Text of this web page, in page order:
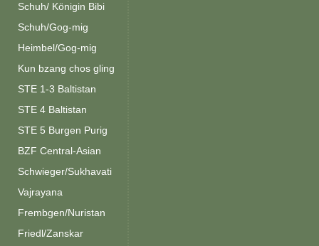
Schuh/ Königin Bibi
Schuh/Gog-mig
Heimbel/Gog-mig
Kun bzang chos gling
STE 1-3 Baltistan
STE 4 Baltistan
STE 5 Burgen Purig
BZF Central-Asian
Schwieger/Sukhavati
Vajrayana
Frembgen/Nuristan
Friedl/Zanskar